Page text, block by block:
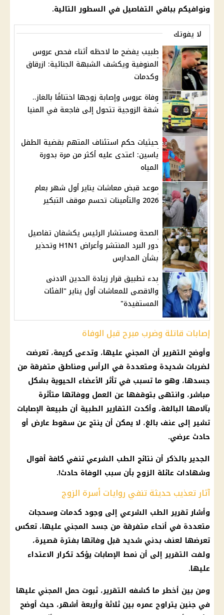
ونوافيكم بباقي التفاصيل في السطور التالية.
لا يفوتك
طبيب يفضح ما لاحظه أثناء فحص عروس
المنوفية ويكشف الشبهة الجنائية: ازرقاق
وكدمات
وفاة عروس وإصابة زوجها اختناقًا بالغاز..
شقة الزوجية تتحول إلى فاجعة في المنيا
حيثيات حكم استئناف المتهم بقضية الطفل
ياسين: اعتدى عليه أكثر من مرة بدورة
المياه
موعد قبض معاشات يناير أول شهر بعام
2026 والتأمينات تحسم موقف التبكير
الصحة ومستشار الرئيس يكشفان تفاصيل
دور البرد المنتشر وأعراض H1N1 وتحذير
بشأن المدارس
بدء تطبيق قرار زيادة الحدين الادنى
والاقصى للمعاشات أول يناير "الفئات
المستفيدة"
إصابات قاتلة وضرب مبرح قبل الوفاة
وأوضح التقرير أن المجني عليها، وتدعى كريمة، تعرضت
لضربات شديدة ومتعددة في الرأس ومناطق متفرقة من
جسدها، وهو ما تسبب في تأثر الأعضاء الحيوية بشكل
مباشر، وانتهى بتوقفها عن العمل ووفاتها متأثرة
بآلامها البالغة، وأكدت التقارير الطبية أن طبيعة الإصابات
تشير إلى عنف بالغ، لا يمكن أن ينتج عن سقوط عارض أو
حادث عرضي.
الجدير بالذكر أن نتائج الطب الشرعي تنفي كافة أقوال
وشهادات عائلة الزوج بأن سبب الوفاة حادث!.
آثار تعذيب حديثة تنفي روايات أسرة الزوج
وأشارتقرير الطب الشرعي إلى وجود كدمات وسحجات
متعددة في أنحاء متفرقة من جسد المجني عليها، تعكس
تعرضها لعنف بدني شديد قبل وفاتها بفترة قصيرة،
ولفت التقرير إلى أن نمط الإصابات يؤكد تكرارالاعتداء
عليها.
ومن بين أخطر ما كشفه التقرير، ثبوت حمل المجني عليها
في جنين يتراوح عمره بين ثلاثة وأربعة أشهر، حيث أوضح